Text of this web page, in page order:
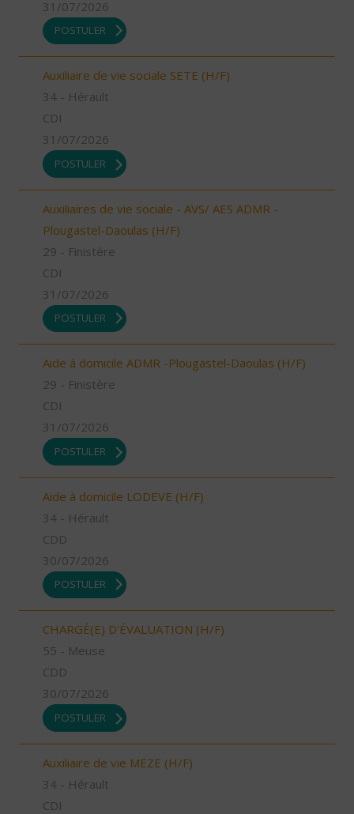
31/07/2026
POSTULER
Auxiliaire de vie sociale SETE (H/F)
34 - Hérault
CDI
31/07/2026
POSTULER
Auxiliaires de vie sociale - AVS/ AES ADMR -
Plougastel-Daoulas (H/F)
29 - Finistère
CDI
31/07/2026
POSTULER
Aide à domicile ADMR -Plougastel-Daoulas (H/F)
29 - Finistère
CDI
31/07/2026
POSTULER
Aide à domicile LODEVE (H/F)
34 - Hérault
CDD
30/07/2026
POSTULER
CHARGÉ(E) D'ÉVALUATION (H/F)
55 - Meuse
CDD
30/07/2026
POSTULER
Auxiliaire de vie MEZE (H/F)
34 - Hérault
CDI